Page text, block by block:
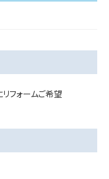
フォームご希望